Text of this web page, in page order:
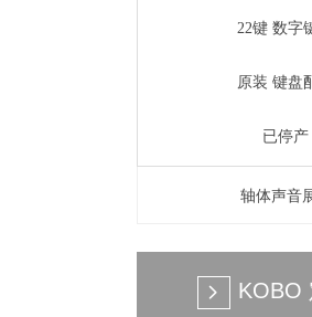
22键 数字
原装 键盘
已停产
KOBO
넲
轴体声音